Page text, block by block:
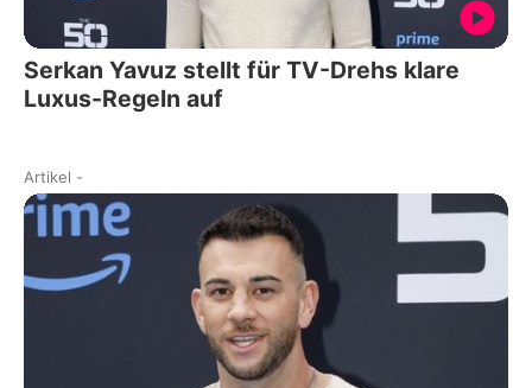
Serkan Yavuz stellt für TV-Drehs klare
Luxus-Regeln auf
Artikel -